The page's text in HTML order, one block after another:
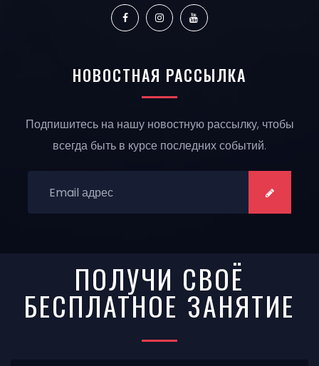
НОВОСТНАЯ РАССЫЛКА
Подпишитесь на нашу новостную рассылку, чтобы
всегда быть в курсе последних событий.
ПОДПИСАТЬСЯ:
ПОЛУЧИ СВОЁ
БЕСПЛАТНОЕ ЗАНЯТИЕ